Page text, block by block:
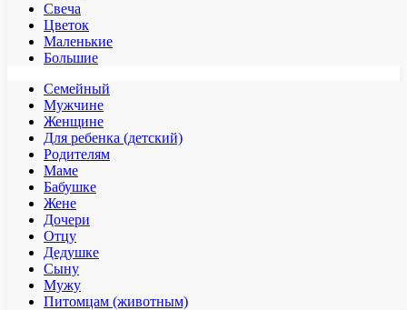
Свеча
Цветок
Маленькие
Большие
Семейный
Мужчине
Женщине
Для ребенка (детский)
Родителям
Маме
Бабушке
Жене
Дочери
Отцу
Дедушке
Сыну
Мужу
Питомцам (животным)